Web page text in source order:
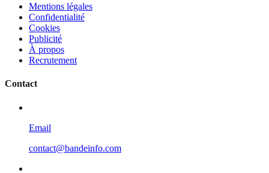
Mentions légales
Confidentialité
Cookies
Publicité
À propos
Recrutement
Contact
Email
contact@bandeinfo.com